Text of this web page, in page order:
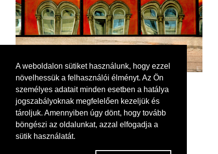
A weboldalon sütiket használunk, hogy ezzel
növelhessük a felhasználói élményt. Az Ön
személyes adatait minden esetben a hatálya
jogszabályoknak megfelelően kezeljük és
tároljuk. Amennyiben úgy dönt, hogy tovább
böngészi az oldalunkat, azzal elfogadja a
sütik használatát.